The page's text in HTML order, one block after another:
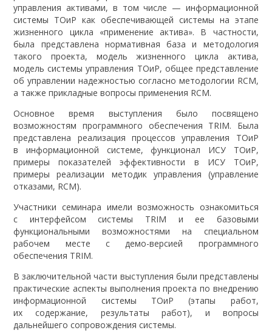
управления активами, в том числе — информационной
системы ТОиР как обеспечивающей системы на этапе
жизненного цикла «применение актива». В частности,
была представлена нормативная база и методология
такого проекта, модель жизненного цикла актива,
модель системы управления ТОиР, общее представление
об управлении надежностью согласно методологии RCM,
а также прикладные вопросы применения RCM.
Основное время выступления было посвящено
возможностям программного обеспечения TRIM. Была
представлена реализация процессов управления ТОиР
в информационной системе, функционал ИСУ ТОиР,
примеры показателей эффективности в ИСУ ТОиР,
примеры реализации методик управления (управление
отказами, RCM).
Участники семинара имели возможность ознакомиться
с интерфейсом системы TRIM и ее базовыми
функциональными возможностями на специальном
рабочем месте с демо-версией программного
обеспечения TRIM.
В заключительной части выступления были представлены
практические аспекты выполнения проекта по внедрению
информационной системы ТОиР (этапы работ,
их содержание, результаты работ), и вопросы
дальнейшего сопровождения системы.